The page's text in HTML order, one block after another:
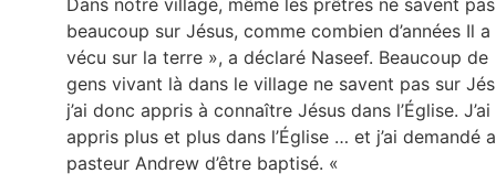
beaucoup sur Jésus, comme combien d’années Il a
vécu sur la terre », a déclaré Naseef. Beaucoup de
gens vivant là dans le village ne savent pas sur
j’ai donc appris à connaître Jésus dans l’Église. J’ai
appris plus et plus dans l’Église … et j’ai demandé
pasteur Andrew d’être baptisé. «